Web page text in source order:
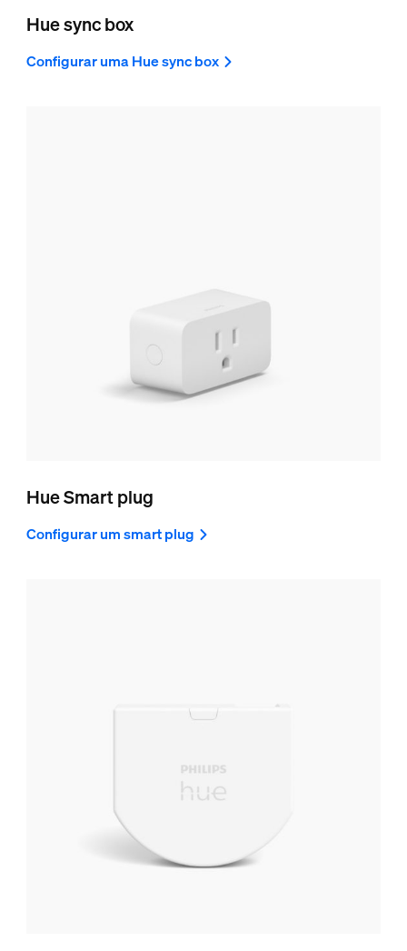
Hue sync box
Configurar uma Hue sync box
Hue Smart plug
Configurar um smart plug